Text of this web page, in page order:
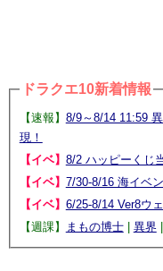
ドラクエ10新着情報
【速報】 8/9～8/14 11:59
現！
【イベ】 8/2 ハッピーくじ
【イベ】 7/30-8/16 海イベ
【イベ】 6/25-8/14 Ver8ウ
【週課】
まもの博士| 異界 |